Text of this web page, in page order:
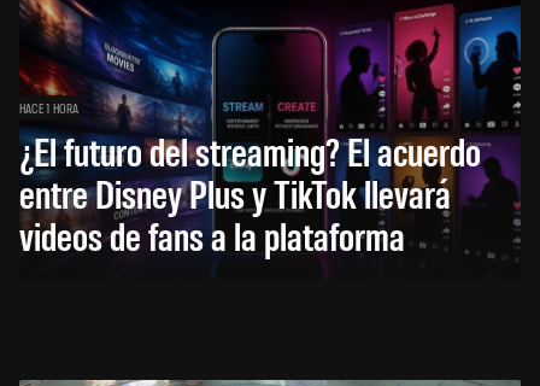
HACE 1 HORA
¿El futuro del streaming? El acuerdo
entre Disney Plus y TikTok llevará
videos de fans a la plataforma